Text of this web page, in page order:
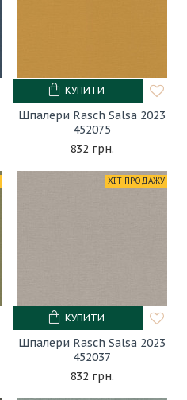
Шпалери Rasch Salsa 2023
452075
832 грн.
КУПИТИ
ХІТ ПРОДАЖУ
Шпалери Rasch Salsa 2023
452037
832 грн.
КУПИТИ